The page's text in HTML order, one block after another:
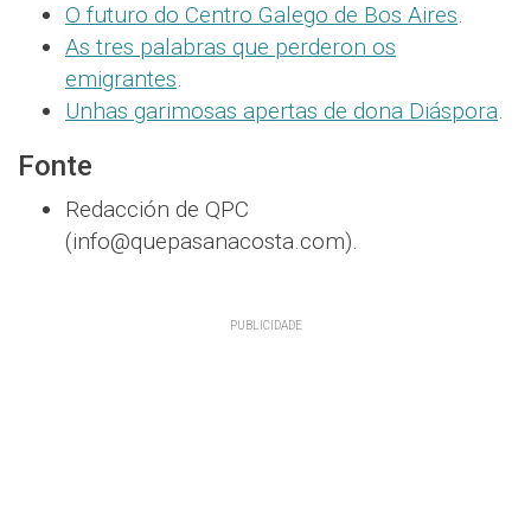
O futuro do Centro Galego de Bos Aires.
As tres palabras que perderon os
emigrantes.
Unhas garimosas apertas de dona Diáspora.
Fonte
Redacción de QPC
(info@quepasanacosta.com).